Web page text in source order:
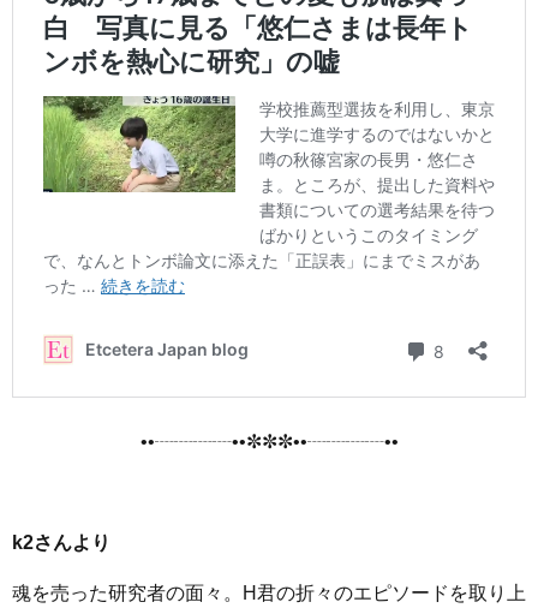
••┈┈┈┈••✼✼✼••┈┈┈┈••
k2さんより
魂を売った研究者の面々。H君の折々のエピソードを取り上